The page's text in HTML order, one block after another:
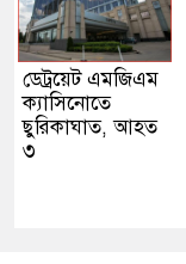
ডেট্রয়েট এমজিএম
ক্যাসিনোতে
ছুরিকাঘাত, আহত
৩